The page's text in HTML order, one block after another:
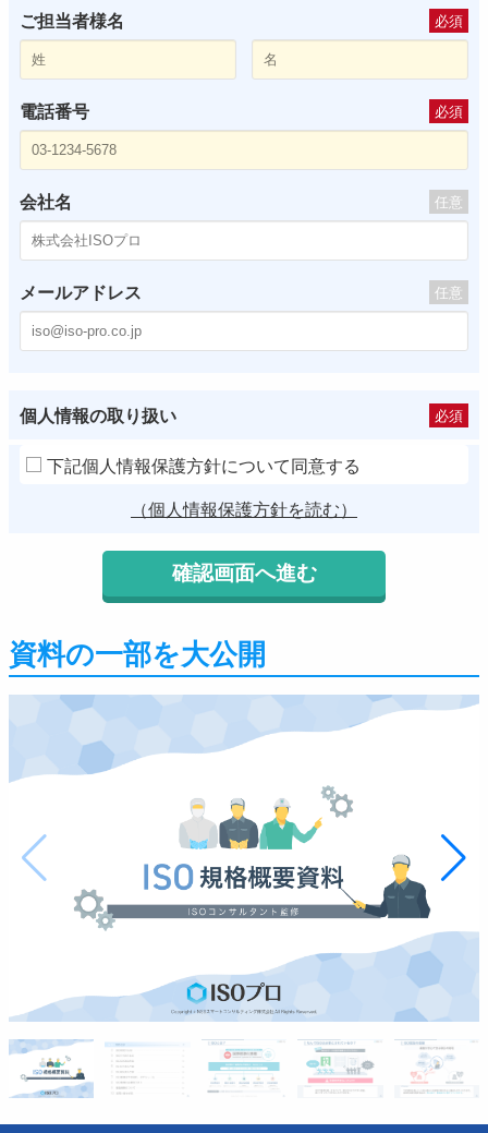
ご担当者様名 必須
電話番号 必須
会社名 任意
メールアドレス 任意
個人情報の取り扱い 必須
下記個人情報保護方針について同意する
（個人情報保護方針を読む）
資料の一部を大公開